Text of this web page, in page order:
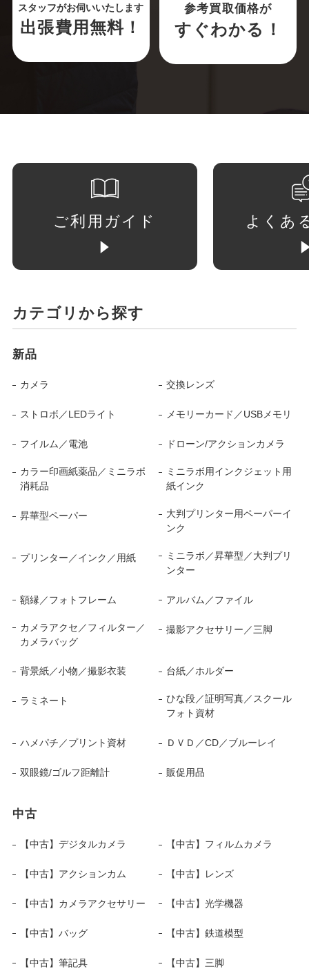
スタッフがお伺いいたします
出張費用無料！
参考買取価格が
すぐわかる！
ご利用ガイド よくあ
カテゴリから探す
新品
カメラ 交換レンズ
ストロボ／LEDライト メモリーカード／USBメモリ
フイルム／電池 ドローン/アクションカメラ
カラー印画紙薬品／ミニラボ
消耗品
ミニラボ用インクジェット用
紙インク
昇華型ペーパー
大判プリンター用ペーパーイ
ンク
プリンター／インク／用紙
ミニラボ／昇華型／大判プリ
ンター
額縁／フォトフレーム アルバム／ファイル
カメラアクセ／フィルター／
カメラバッグ
撮影アクセサリー／三脚
背景紙／小物／撮影衣装 台紙／ホルダー
ラミネート
ひな段／証明写真／スクール
フォト資材
ハメパチ／プリント資材 ＤＶＤ／CD／ブルーレイ
双眼鏡/ゴルフ距離計 販促用品
中古
【中古】デジタルカメラ 【中古】フィルムカメラ
【中古】アクションカム 【中古】レンズ
【中古】カメラアクセサリー 【中古】光学機器
【中古】バッグ 【中古】鉄道模型
【中古】筆記具 【中古】三脚